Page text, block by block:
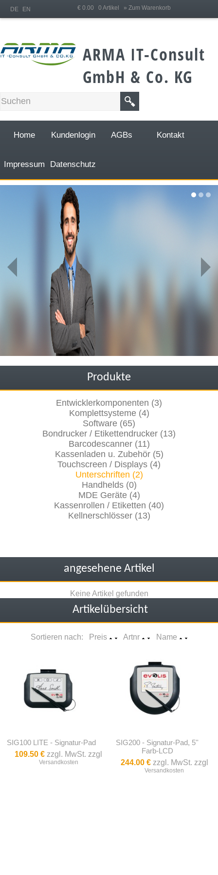
€ 0.00 0 Artikel » Zum Warenkorb
DE EN
ARMA IT-Consult
GmbH & Co. KG
Home Kundenlogin AGBs Kontakt
Impressum Datenschutz
Produkte
Entwicklerkomponenten (3)
Komplettsysteme (4)
Software (65)
Bondrucker / Etikettendrucker (13)
Barcodescanner (11)
Kassenladen u. Zubehör (5)
Touchscreen / Displays (4)
Unterschriften (2)
Handhelds (0)
MDE Geräte (4)
Kassenrollen / Etiketten (40)
Kellnerschlösser (13)
angesehene Artikel
Keine Artikel gefunden
Artikelübersicht
Sortieren nach: Preis Artnr Name
SIG100 LITE - Signatur-Pad
109.50 € zzgl. MwSt. zzgl
Versandkosten
SIG200 - Signatur-Pad, 5''
Farb-LCD
244.00 €zzgl. MwSt. zzgl
Versandkosten